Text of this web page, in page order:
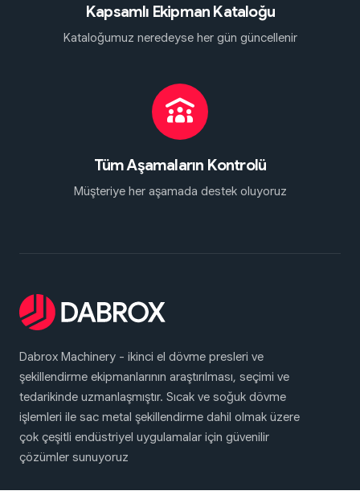
Kapsamlı Ekipman Kataloğu
Kataloğumuz neredeyse her gün güncellenir
Tüm Aşamaların Kontrolü
Müşteriye her aşamada destek oluyoruz
Dabrox Machinery - ikinci el dövme presleri ve
şekillendirme ekipmanlarının araştırılması, seçimi ve
tedarikinde uzmanlaşmıştır. Sıcak ve soğuk dövme
işlemleri ile sac metal şekillendirme dahil olmak üzere
çok çeşitli endüstriyel uygulamalar için güvenilir
çözümler sunuyoruz